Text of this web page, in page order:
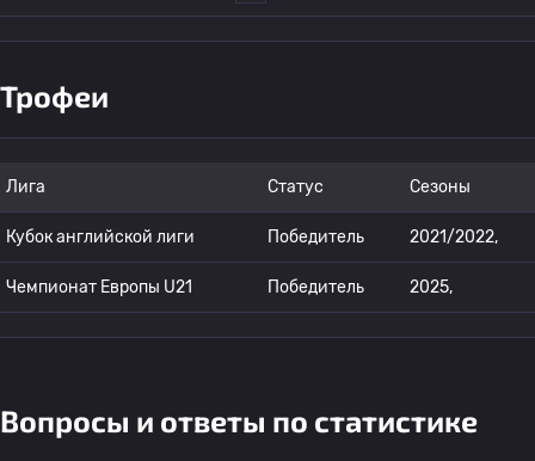
Трофеи
Лига Статус Сезоны
Кубок английской лиги Победитель 2021/2022,
Чемпионат Европы U21 Победитель 2025,
Вопросы и ответы по статистике